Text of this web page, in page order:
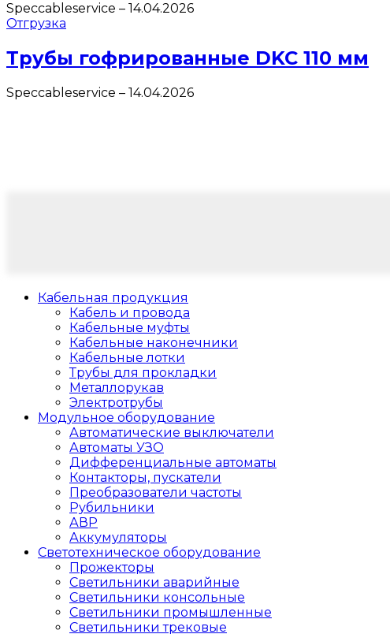
Speccableservice – 14.04.2026
Отгрузка
Трубы гофрированные DKC 110 мм
Speccableservice – 14.04.2026
Кабельная продукция
Кабель и провода
Кабельные муфты
Кабельные наконечники
Кабельные лотки
Трубы для прокладки
Металлорукав
Электротрубы
Модульное оборудование
Автоматические выключатели
Автоматы УЗО
Дифференциальные автоматы
Контакторы, пускатели
Преобразователи частоты
Рубильники
АВР
Аккумуляторы
Светотехническое оборудование
Прожекторы
Светильники аварийные
Светильники консольные
Светильники промышленные
Светильники трековые